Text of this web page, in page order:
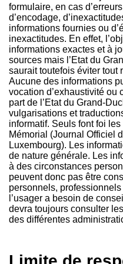
formulaire, en cas
d’encodage,
informations fournies ou
inexactitudes. En effet,
informations exactes et à
sources mais l’Etat du
saurait toutefois éviter tout
Aucune des informations
vocation d’exhaustivité ou
part de l’Etat du Grand-
vulgarisations et
informatif. Seuls font foi
Mémorial (Journal Officiel
Luxembourg). Les
de nature générale. Les
à des circonstances
peuvent donc pas être
personnels,
l’usager a besoin de
devra toujours consulter
des différentes